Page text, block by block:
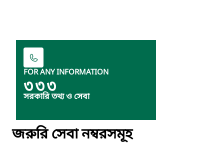
FOR ANY INFORMATION
৩৩৩
সরকারি তথ্য ও সেবা
জরুরি সেবা নম্বরসমূহ